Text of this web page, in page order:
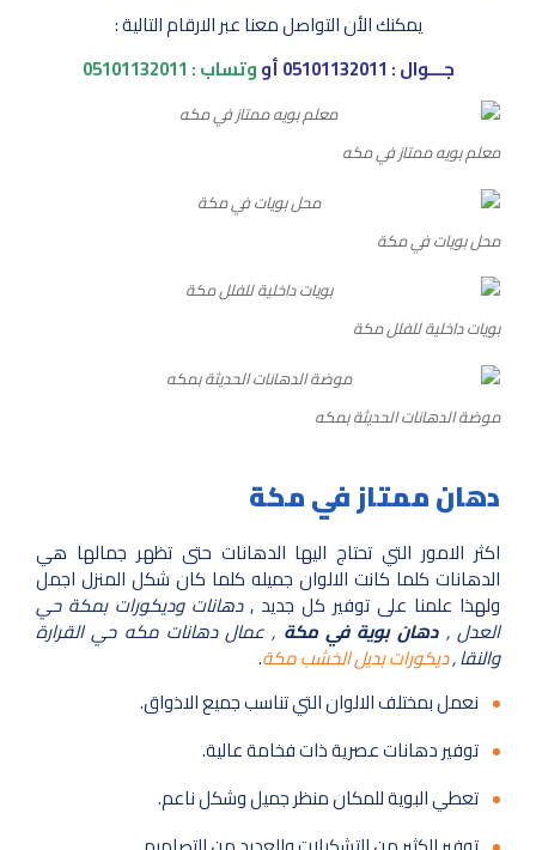
يمكنك الأن التواصل معنا عبر الارقام التالية :
جـــوال : 05101132011أووتساب : 05101132011
معلم بويه ممتاز في مكه
محل بويات في مكة
بويات داخلية للفلل مكة
موضة الدهانات الحديثة بمكه
دهان ممتاز في مكة
اكثر الامور التي تحتاج اليها الدهانات حتى تظهر جمالها هي
الدهانات كلما كانت الالوان جميله كلما كان شكل المنزل اجمل
ولهذا علمنا على توفير كل جديد ,دهانات وديكورات بمكة حي
العدل ,دهان بوية في مكة , عمال دهانات مكه حي القرارة
والنقا ,ديكورات بديل الخشب مكة.
نعمل بمختلف الالوان التي تناسب جميع الاذواق.
توفير دهانات عصرية ذات فخامة عالية.
تعطي البوية للمكان منظر جميل وشكل ناعم.